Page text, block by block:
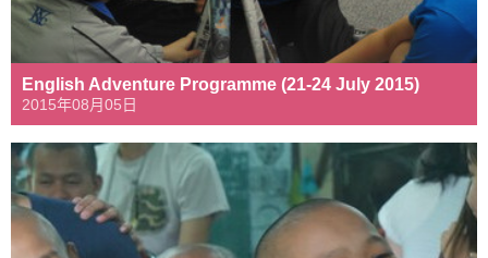
English Adventure Programme (21-24 July 2015)
2015年08月05日